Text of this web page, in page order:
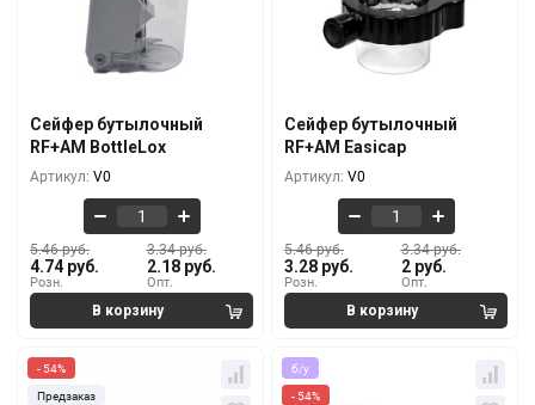
Сейфер бутылочный
RF+AM BottleLox
Артикул: V0
Розн.
5.46 руб.
4.74 руб.
Опт.
3.34 руб.
2.18 руб.
5.46 руб.
4.74 руб.
100+
3.65 руб.
Сейфер бутылочный
RF+AM Easicap
Артикул: V0
Розн.
5.46 руб.
3.28 руб.
Опт.
3.34 руб.
2 руб.
Кол-во За 1 шт.
100+
2.74 руб.
- 54%
Предзаказ
б/у
- 54%